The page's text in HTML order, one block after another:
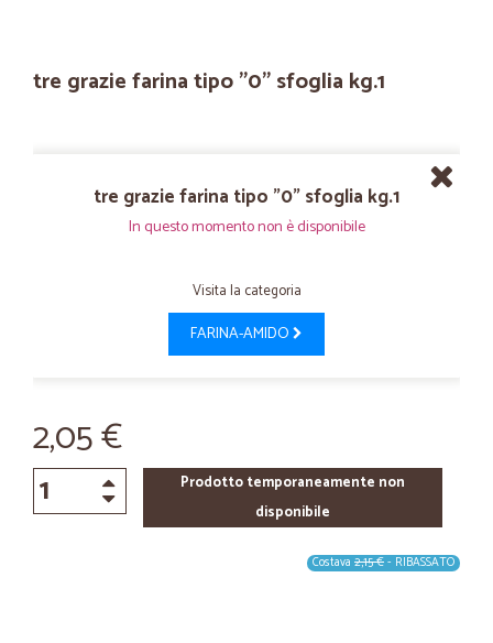
tre grazie farina tipo "0" sfoglia kg.1
tre grazie farina tipo "0" sfoglia kg.1
In questo momento non è disponibile
Visita la categoria
FARINA-AMIDO
2,05 €
Prodotto temporaneamente non
disponibile
Costava 2,15 €- RIBASSATO